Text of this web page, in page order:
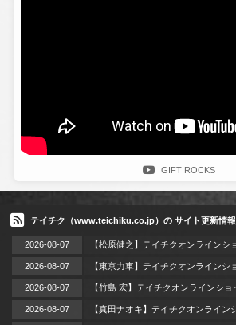
GIFT ROCKS
テイチク（www.teichiku.co.jp）の サイト更新情報
2026-08-07
2026-08-07
2026-08-07
2026-08-07